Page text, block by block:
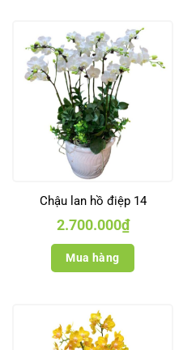
Chậu lan hồ điệp 14
2.700.000₫
Mua hàng